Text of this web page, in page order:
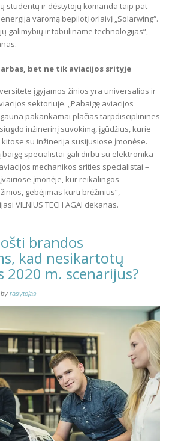
studentų ir dėstytojų komanda taip pat
varomą bepilotį orlaivį „Solarwing“.
galimybių ir tobuliname technologijas“, –
bet ne tik aviacijos srityje
įgyjamos žinios yra universalios ir
sektoriuje. „Pabaigę aviacijos
pakankamai plačias tarpdisciplinines
inžinerinį suvokimą, įgūdžius, kurie
su inžinerija susijusiose įmonėse.
baigę specialistai gali dirbti su elektronika
mechanikos srities specialistai –
įmonėje, kur reikalingos
gebėjimas kurti brėžinius“, –
VILNIUS TECH AGAI dekanas.
brandos
kad nesikartotų
2020 m. scenarijus?
by rasytojas